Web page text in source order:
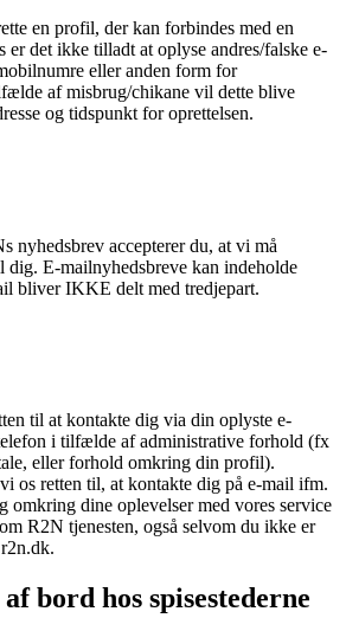
en profil, der kan forbindes med en
er det ikke tilladt at oplyse andres/falske e-
eller anden form for
af misbrug/chikane vil dette blive
og tidspunkt for oprettelsen.
nyhedsbrev accepterer du, at vi må
dig. E-mailnyhedsbreve kan indeholde
bliver IKKE delt med tredjepart.
til at kontakte dig via din oplyste e-
i tilfælde af administrative forhold (fx
eller forhold omkring din profil).
os retten til, at kontakte dig på e-mail ifm.
omkring dine oplevelser med vores service
R2N tjenesten, også selvom du ikke er
bord hos spisestederne